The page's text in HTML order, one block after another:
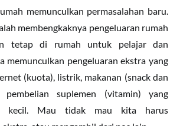
memunculkan permasalahan baru.
membengkaknya pengeluaran rumah
tetap di rumah untuk pelajar dan
memunculkan pengeluaran ekstra yang
(kuota), listrik, makanan (snack dan
pembelian suplemen (vitamin) yang
kecil. Mau tidak mau kita harus